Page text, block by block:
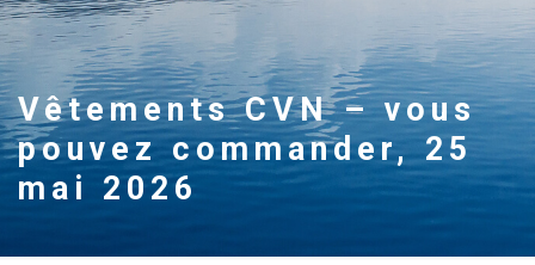
Vêtements CVN – vous
pouvez commander, 25
mai 2026